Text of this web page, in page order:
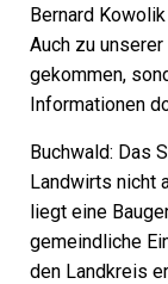
Bernard
Auch zu
gekommen,
Informationen
Buchwald: Das
Landwirts nicht
liegt eine
gemeindliche
den Landkreis